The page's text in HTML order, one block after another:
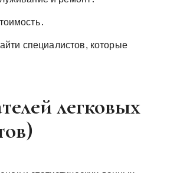
специалистов, которые
легковых